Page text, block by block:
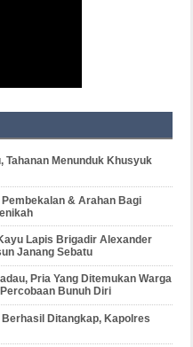
Tahanan Menunduk Khusyuk
& Arahan Bagi
Lapis Brigadir Alexander
Janang Sebatu
Pria Yang Ditemukan Warga
Bunuh Diri
Ditangkap, Kapolres